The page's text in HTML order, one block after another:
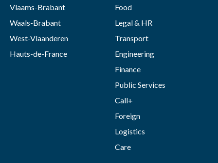
Vlaams-Brabant
Waals-Brabant
West-Vlaanderen
Hauts-de-France
Food
Legal & HR
Transport
Engineering
Finance
Public Services
Call+
Foreign
Logistics
Care